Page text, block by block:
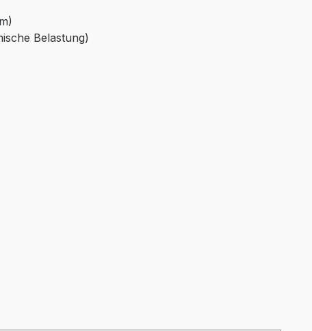
Belastung)